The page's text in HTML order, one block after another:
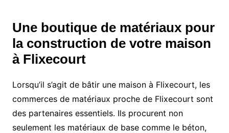
Une boutique de matériaux pour
la construction de votre maison
à Flixecourt
Lorsqu’il s’agit de bâtir une maison à Flixecourt, les
commerces de matériaux proche de Flixecourt sont
des partenaires essentiels. Ils procurent non
seulement les matériaux de base comme le béton,